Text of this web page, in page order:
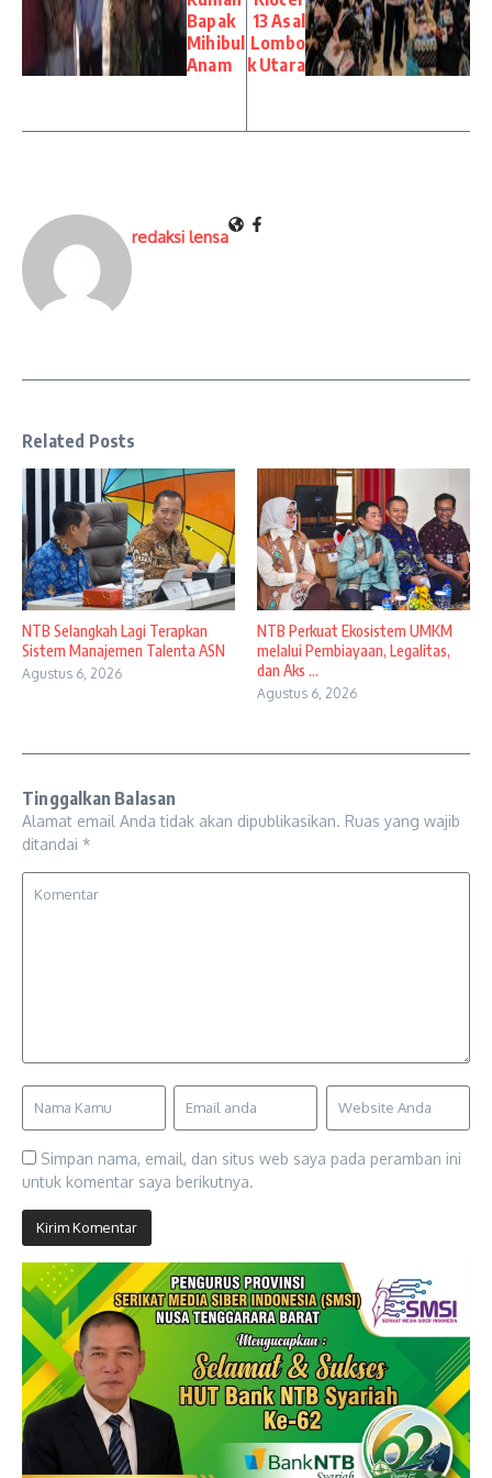
Bapak
Mihibul
Anam
13 Asal
Lombo
k Utara
redaksi lensa
Related Posts
NTB Selangkah Lagi Terapkan
Sistem Manajemen Talenta ASN
Agustus 6, 2026
NTB Perkuat Ekosistem UMKM
melalui Pembiayaan, Legalitas,
dan Aks ...
Agustus 6, 2026
Tinggalkan Balasan
Alamat email Anda tidak akan dipublikasikan. Ruas yang wajib
ditandai *
Simpan nama, email, dan situs web saya pada peramban ini
untuk komentar saya berikutnya.